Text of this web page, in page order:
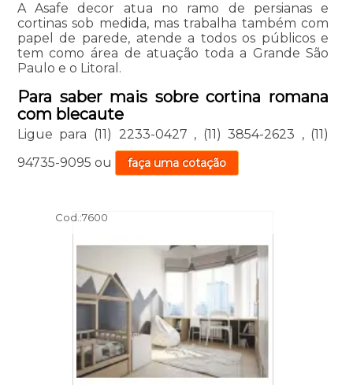
A Asafe decor atua no ramo de persianas e
cortinas sob medida, mas trabalha também com
papel de parede, atende a todos os públicos e
tem como área de atuação toda a Grande São
Paulo e o Litoral.
Para saber mais sobre cortina romana
com blecaute
Ligue para (11) 2233-0427 , (11) 3854-2623 , (11)
94735-9095 ou faça uma cotação
Cod.:7600